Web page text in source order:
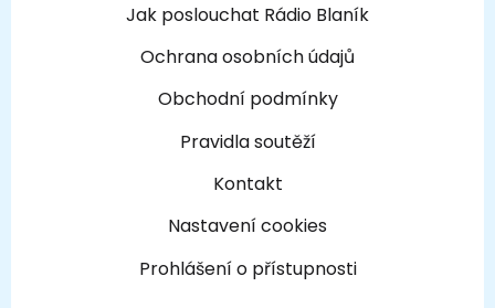
Jak poslouchat Rádio Blaník
Ochrana osobních údajů
Obchodní podmínky
Pravidla soutěží
Kontakt
Nastavení cookies
Prohlášení o přístupnosti